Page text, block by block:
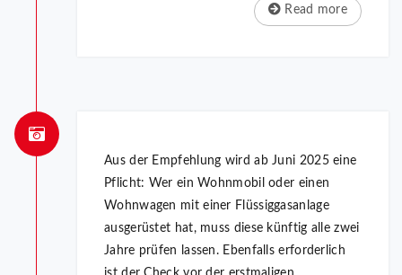
Read more
Aus der Empfehlung wird ab Juni 2025 eine
Pflicht: Wer ein Wohnmobil oder einen
Wohnwagen mit einer Flüssiggasanlage
ausgerüstet hat, muss diese künftig alle zwei
Jahre prüfen lassen. Ebenfalls erforderlich